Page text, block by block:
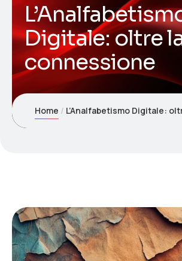
Digitale: oltre
connessione
Home L’Analfabetismo Digitale: oltre la